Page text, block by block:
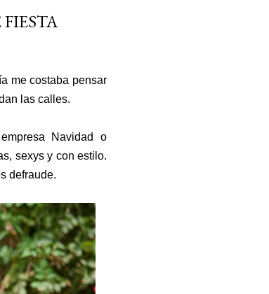
me costaba pensar
las calles.
Navidad o
sexys y con estilo.
defraude.